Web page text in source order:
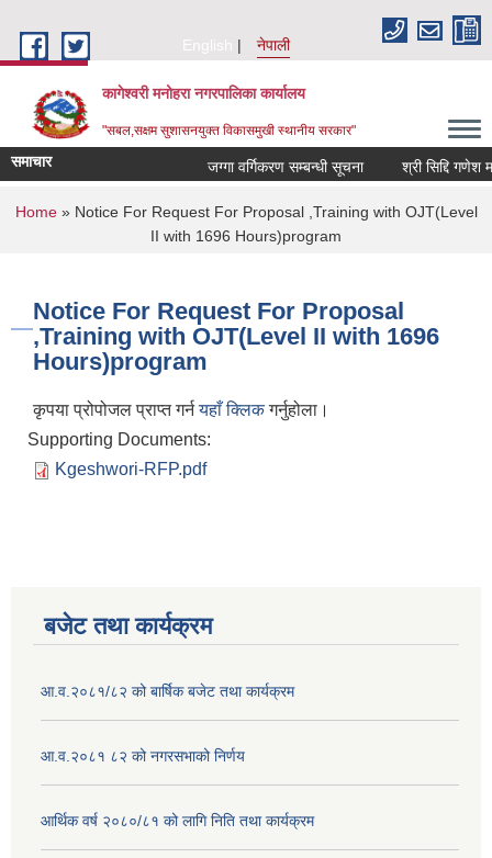
English
नेपाली
कागेश्वरी मनोहरा नगरपालिका कार्यालय
"सबल,सक्षम सुशासनयुक्त विकासमुखी स्थानीय सरकार"
समाचार जग्गा वर्गिकरण सम्बन्धी सूचना श्री सिद्दि गणेश मा.वि.
You are here
Home» Notice For Request For Proposal ,Training with OJT(Level
II with 1696 Hours)program
Notice For Request For Proposal
,Training with OJT(Level II with 1696
Hours)program
कृपया प्रोपोजल प्राप्त गर्नयहाँ क्लिकगर्नुहोला।
Supporting Documents:
Kgeshwori-RFP.pdf
बजेट तथा कार्यक्रम
आ.व.२०८१/८२ को बार्षिक बजेट तथा कार्यक्रम
आ.व.२०८१ ८२ को नगरसभाको निर्णय
आर्थिक वर्ष २०८०/८१ को लागि निति तथा कार्यक्रम